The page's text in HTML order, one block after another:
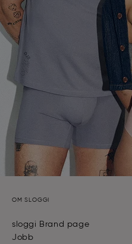
OM SLOGGI
sloggi Brand page
Jobb